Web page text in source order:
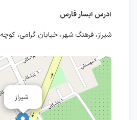
آدرس آبسار فارس
شیراز، فرهنگ شهر، خیابان گرامی، کوچه ۱۱، شماره ۵۷/۱
شیراز